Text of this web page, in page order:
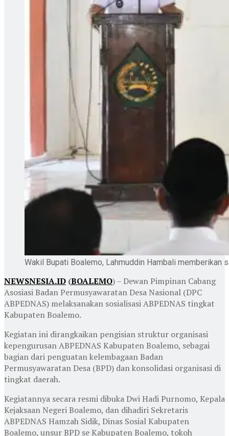
Wakil Bupati Boalemo, Lahmuddin Hambali memberikan
NEWSNESIA.ID (BOALEMO) – Dewan Pimpinan Cabang
Asosiasi Badan Permusyawaratan Desa Nasional (DPC
ABPEDNAS) melaksanakan sosialisasi ABPEDNAS tingkat
Kabupaten Boalemo.
Kegiatan ini dirangkaikan pengisian struktur organisasi
kepengurusan ABPEDNAS Kabupaten Boalemo, sebagai
bagian dari penguatan kelembagaan Badan
Permusyawaratan Desa (BPD) dan konsolidasi organisasi di
tingkat daerah.
Kegiatannya secara resmi dibuka Dwi Hadi Purnomo, Kepala
Kejaksaan Negeri Boalemo, dan dihadiri Sekretaris
ABPEDNAS Hamzah Sidik, Dinas Sosial Kabupaten
Boalemo, unsur BPD se Kabupaten Boalemo, tokoh